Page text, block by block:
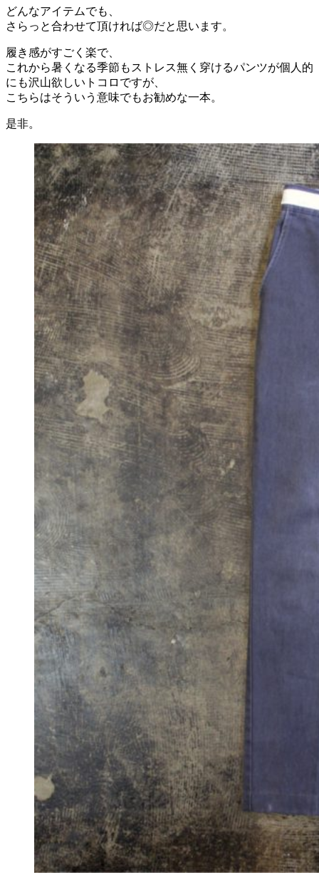
どんなアイテムでも、
さらっと合わせて頂ければ◎だと思います。
履き感がすごく楽で、
これから暑くなる季節もストレス無く穿けるパンツが個人的
にも沢山欲しいトコロですが、
こちらはそういう意味でもお勧めな一本。
是非。